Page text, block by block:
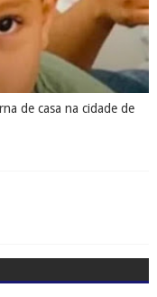
de casa na cidade de